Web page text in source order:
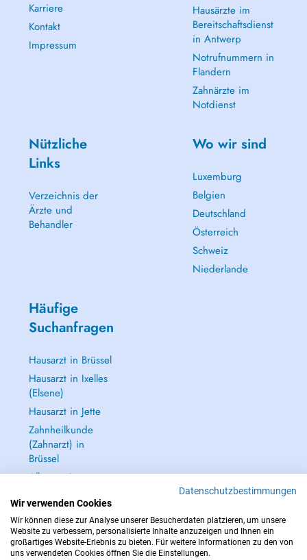
Karriere
Kontakt
Impressum
Hausärzte im
Bereitschaftsdienst
in Antwerp
Notrufnummern in
Flandern
Zahnärzte im
Notdienst
Nützliche
Links
Verzeichnis der
Ärzte und
Behandler
Wo wir sind
Luxemburg
Belgien
Deutschland
Österreich
Schweiz
Niederlande
Häufige
Suchanfragen
Hausarzt in Brüssel
Hausarzt in Ixelles
(Elsene)
Hausarzt in Jette
Zahnheilkunde
(Zahnarzt) in
Brüssel
Alle anzeigen →
IM NOTFALL WENDEN SIE SICH AN : 112
Datenschutzbestimmungen
Wir verwenden Cookies
Wir können diese zur Analyse unserer Besucherdaten platzieren, um unsere
Website zu verbessern, personalisierte Inhalte anzuzeigen und Ihnen ein
großartiges Website-Erlebnis zu bieten. Für weitere Informationen zu den von
uns verwendeten Cookies öffnen Sie die Einstellungen.